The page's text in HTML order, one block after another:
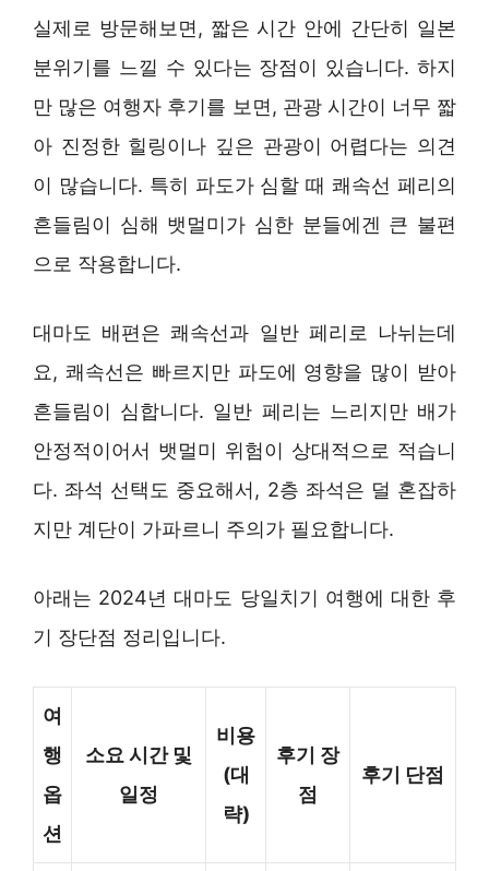
실제로 방문해보면, 짧은 시간 안에 간단히 일본
분위기를 느낄 수 있다는 장점이 있습니다. 하지
만 많은 여행자 후기를 보면, 관광 시간이 너무 짧
아 진정한 힐링이나 깊은 관광이 어렵다는 의견
이 많습니다. 특히 파도가 심할 때 쾌속선 페리의
흔들림이 심해 뱃멀미가 심한 분들에겐 큰 불편
으로 작용합니다.
대마도 배편은 쾌속선과 일반 페리로 나뉘는데
요, 쾌속선은 빠르지만 파도에 영향을 많이 받아
흔들림이 심합니다. 일반 페리는 느리지만 배가
안정적이어서 뱃멀미 위험이 상대적으로 적습니
다. 좌석 선택도 중요해서, 2층 좌석은 덜 혼잡하
지만 계단이 가파르니 주의가 필요합니다.
아래는 2024년 대마도 당일치기 여행에 대한 후
기 장단점 정리입니다.
여
행
옵
션
소요 시간 및
일정
비용
(대
략)
후기 장
점
후기 단점